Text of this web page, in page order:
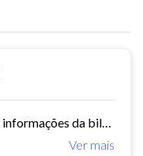
Ver mais